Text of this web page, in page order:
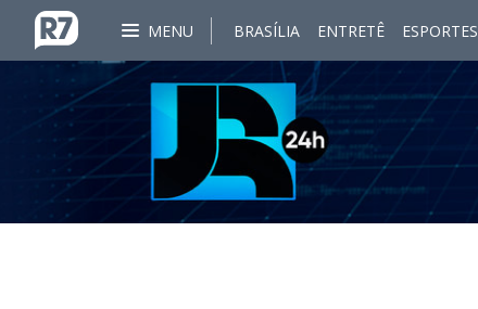
MENU BRASÍLIA ENTRETÊ ESPORTES